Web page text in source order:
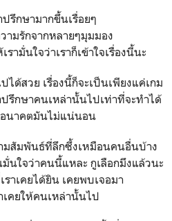
รึกษามากขึ้นเรื่อยๆ
ามรักจากหลายๆมุมมอง
ามั่นใจว่าเราก็เข้าใจเรื่องนี้นะ
ได้สวย เรื่องนี้ก็จะเป็นเพียงแค่เกม
รึกษาคนเหล่านั้นไปเท่าที่จะทำได้
อนาคตมันไม่แน่นอน
มสัมพันธ์ที่ลึกซึ้งเหมือนคนอื่นบ้าง
นใจว่าคนนี้แหละ กูเลือกมึงแล้วนะ
าเคยได้ยิน เคยพบเจอมา
เคยให้คนเหล่านั้นไป